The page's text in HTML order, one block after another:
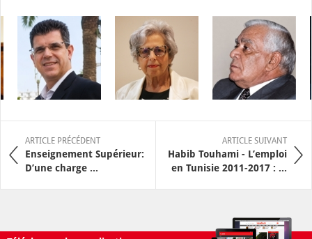
ARTICLE PRÉCÉDENT
Enseignement Supérieur:
D’une charge ...
ARTICLE SUIVANT
Habib Touhami - L’emploi
en Tunisie 2011-2017 : ...